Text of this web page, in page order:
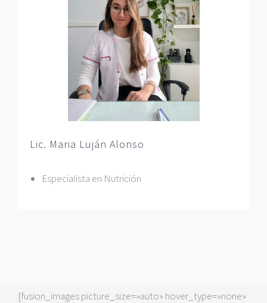
Lic. Maria Luján Alonso
Especialista en Nutrición
[fusion_images picture_size=»auto» hover_type=»none»